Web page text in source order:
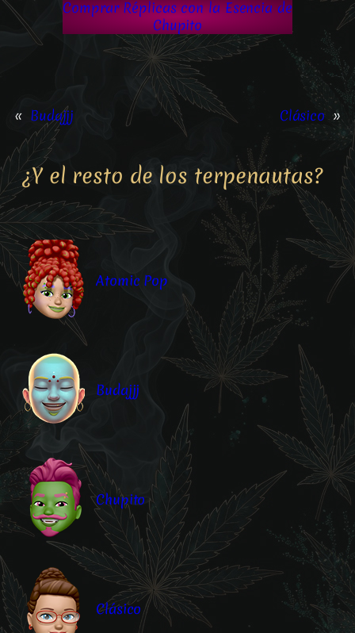
Comprar Réplicas con la Esencia de
Chupito
« Budajjj Clásico »
¿Y el resto de los terpenautas?
Atomic Pop
Budajjj
Chupito
Clásico